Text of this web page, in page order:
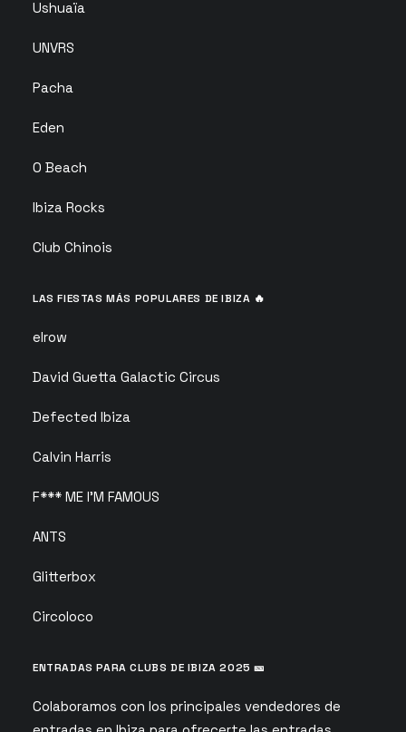
Ushuaïa
UNVRS
Pacha
Eden
O Beach
Ibiza Rocks
Club Chinois
LAS FIESTAS MÁS POPULARES DE IBIZA 🔥
elrow
David Guetta Galactic Circus
Defected Ibiza
Calvin Harris
F*** ME I’M FAMOUS
ANTS
Glitterbox
Circoloco
ENTRADAS PARA CLUBS DE IBIZA 2025 🎫
Colaboramos con los principales vendedores de